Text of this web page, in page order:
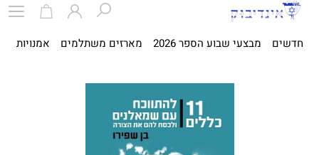
חדשים מבצעי שבוע הספר 2026 מארזים משתלמים אמנויות